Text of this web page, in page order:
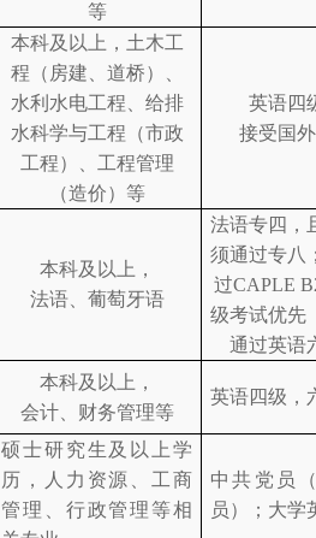
等
本科及以上， 土木工
程 （房建、道桥）
水利水电工程 、给排
水科学与工程（市政
工程）、工程管理
（造价）等
英语四
接受国
本科及以上，
法语、 葡萄牙语
法语专四，
须通过专八
过CAPLE
级考试优先
通过英语
本科及以上，
会计、财务管理等
英语四级，
硕士研究生及以上学
历，人力资源、工商
管理、行政管理等相
中共党员
员）；大学